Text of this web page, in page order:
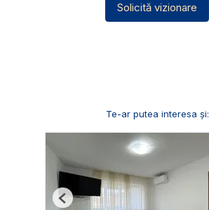
Solicită vizionare
Te-ar putea interesa și:
Previous